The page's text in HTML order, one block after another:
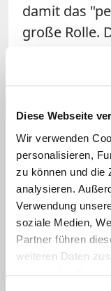
Diese Webseite
Wir verwenden
personalisieren,
zu können und die
analysieren.
Verwendung
soziale Medien,
Partner führen
weiteren Daten
damit das
große Rolle.
eigenen
etwa
Namen wie
"Chemin
300
500 bis 600
einzelnen
Diözesen.
Wichtig ist